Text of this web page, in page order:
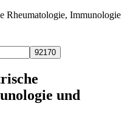
Rheumatologie, Immunologie
und